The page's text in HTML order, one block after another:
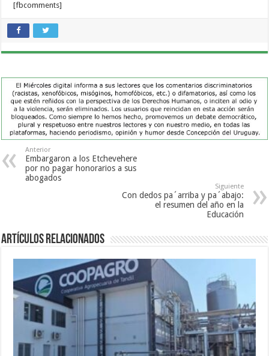
[fbcomments]
Anterior
Embargaron a los Etchevehere
por no pagar honorarios a sus
abogados
Siguiente
Con dedos pa´arriba y pa´abajo:
el resumen del año en la
Educación
Artículos Relacionados